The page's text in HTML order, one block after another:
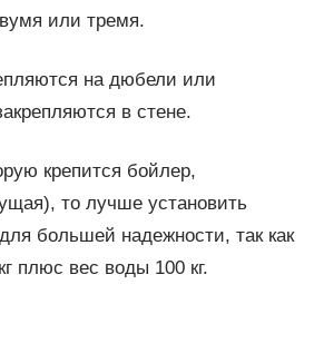
или тремя.
на дюбели или
в стене.
крепится бойлер,
то лучше установить
большей надежности, так как
плюс вес воды 100 кг.